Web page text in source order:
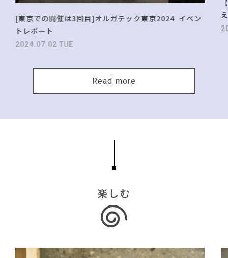
[東京での開催は3回目]オルガテック東京2024 イベン
トレポート
2024.07.02 TUE
Read more
楽しむ